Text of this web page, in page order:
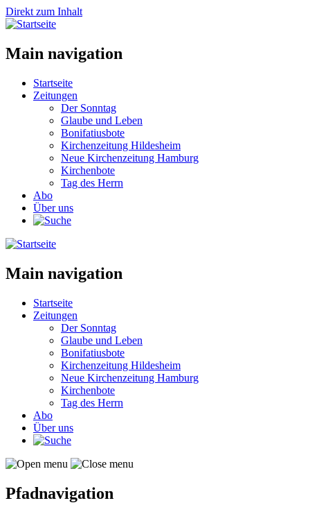
Direkt zum Inhalt
Main navigation
Startseite
Zeitungen
Der Sonntag
Glaube und Leben
Bonifatiusbote
Kirchenzeitung Hildesheim
Neue Kirchenzeitung Hamburg
Kirchenbote
Tag des Herrn
Abo
Über uns
Main navigation
Startseite
Zeitungen
Der Sonntag
Glaube und Leben
Bonifatiusbote
Kirchenzeitung Hildesheim
Neue Kirchenzeitung Hamburg
Kirchenbote
Tag des Herrn
Abo
Über uns
Pfadnavigation